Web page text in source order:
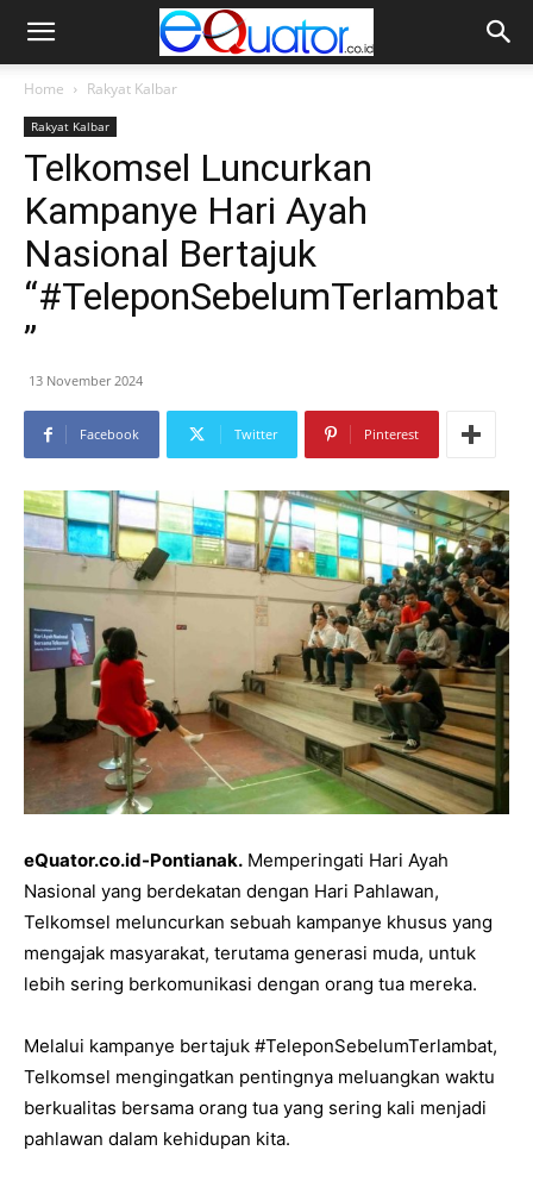
Home Rakyat Kalbar
Rakyat Kalbar
Telkomsel Luncurkan
Kampanye Hari Ayah
Nasional Bertajuk
“#TeleponSebelumTerlambat
”
13 November 2024
Facebook Twitter Pinterest
eQuator.co.id-Pontianak. Memperingati Hari Ayah
Nasional yang berdekatan dengan Hari Pahlawan,
Telkomsel meluncurkan sebuah kampanye khusus yang
mengajak masyarakat, terutama generasi muda, untuk
lebih sering berkomunikasi dengan orang tua mereka.
Melalui kampanye bertajuk #TeleponSebelumTerlambat,
Telkomsel mengingatkan pentingnya meluangkan waktu
berkualitas bersama orang tua yang sering kali menjadi
pahlawan dalam kehidupan kita.